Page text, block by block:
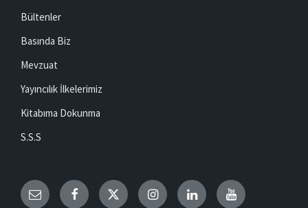
Bültenler
Basında Biz
Mevzuat
Yayıncılık İlkelerimiz
Kitabıma Dokunma
S.S.S
Email Facebook TwitterInstagramLinkedInYouTube